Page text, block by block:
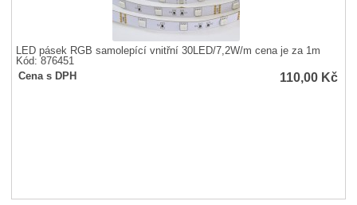
LED pásek RGB samolepící vnitřní 30LED/7,2W/m cena je za 1m
Kód: 876451
Cena s DPH
110,00 Kč